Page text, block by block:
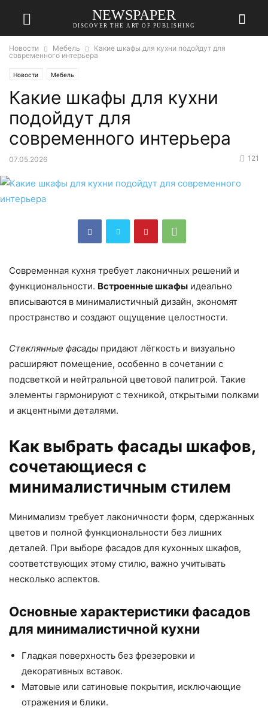
NEWSPAPER
DISCOVER THE ART OF PUBLISHING
Новости Мебель
Какие шкафы для кухни подойдут для
современного интерьера
Новости Мебель
Какие шкафы для кухни
подойдут для
современного интерьера
07.05.2026 121
Современная кухня требует лаконичных решений и
функциональности. Встроенные шкафы идеально
вписываются в минималистичный дизайн, экономят
пространство и создают ощущение целостности.
Стеклянные фасады придают лёгкость и визуально
расширяют помещение, особенно в сочетании с
подсветкой и нейтральной цветовой палитрой. Такие
элементы гармонируют с техникой, открытыми полками
и акцентными деталями.
Как выбрать фасады шкафов,
сочетающиеся с
минималистичным стилем
Минимализм требует лаконичности форм, сдержанных
цветов и полной функциональности без лишних
деталей. При выборе фасадов для кухонных шкафов,
соответствующих этому стилю, важно учитывать
несколько аспектов.
Основные характеристики фасадов
для минималистичной кухни
Гладкая поверхность без фрезеровки и
декоративных вставок.
Матовые или сатиновые покрытия, исключающие
отражения и блики.